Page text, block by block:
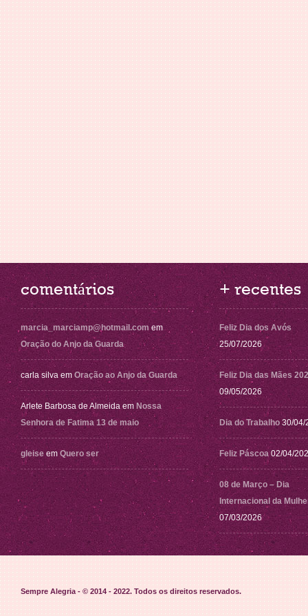
comentários
marcia_marciamp@hotmail.com em
Oração do Anjo da Guarda
carla silva em Oração ao Anjo da Guarda
Arlete Barbosa de Almeida em Nossa
Senhora de Fatima 13 de maio
gleise em Quero ser
+ recentes
Feliz Dia dos Avós
25/07/2026
Feliz Dia das Mães
09/05/2026
Dia do Trabalho 30/04/
Feliz Páscoa 02/04/
08 de Março – Dia
Internacional da
07/03/2026
Sempre Alegria - © 2014 - 2022. Todos os direitos reservados.